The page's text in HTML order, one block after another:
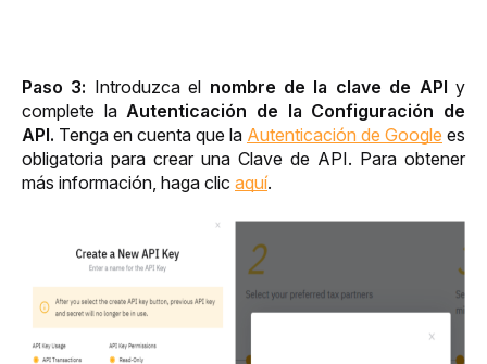
Paso 3: Introduzca el nombre de la clave de API y
complete la Autenticación de la Configuración de
API. Tenga en cuenta que la Autenticación de Google es
obligatoria para crear una Clave de API. Para obtener
más información, haga clic aquí.